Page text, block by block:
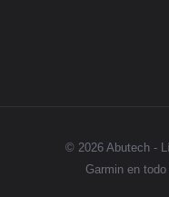
© 2026 Abutech -
Garmin en